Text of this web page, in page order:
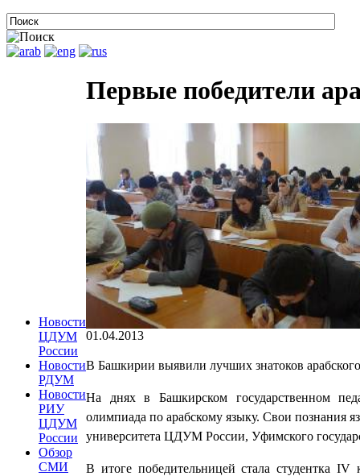
Новости
ЦДУМ
России
Новости
РДУМ
Новости
РИУ
ЦДУМ
России
Обзор
СМИ
Первые победители
01.04.2013
В Башкирии выявили лучших знатоков
На днях в Башкирском государственном
олимпиада по арабскому языку. Свои познания
университета ЦДУМ России, Уфимского
В итоге победительницей стала студентка